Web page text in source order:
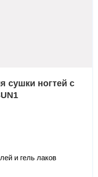
сушки ногтей с
и гель лаков